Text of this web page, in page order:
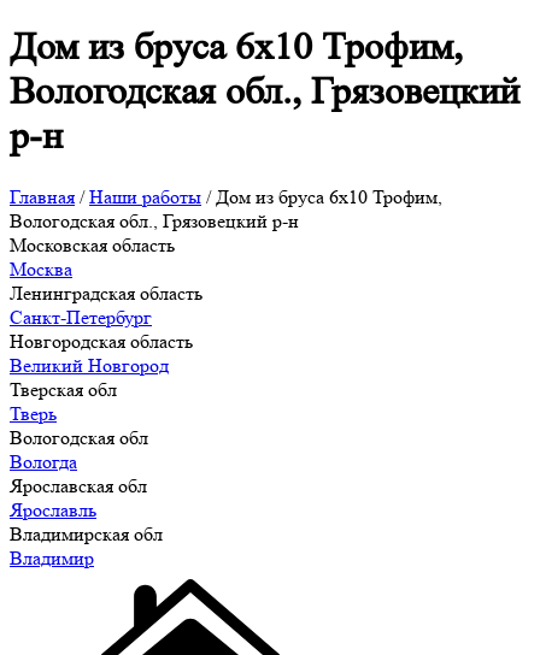
Дом из бруса 6х10 Трофим,
Вологодская обл., Грязовецкий
р-н
Главная /Наши работы /Дом из бруса 6х10 Трофим,
Вологодская обл., Грязовецкий р-н
Московская область
Москва
Ленинградская область
Санкт-Петербург
Новгородская область
Великий Новгород
Тверская обл
Тверь
Вологодская обл
Вологда
Ярославская обл
Ярославль
Владимирская обл
Владимир